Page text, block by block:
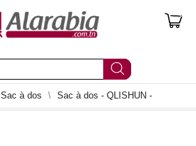
0
Sac à dos Sac à dos - QLISHUN -